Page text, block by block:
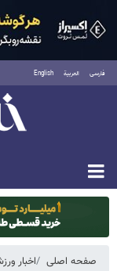
فارسی العربية English
صفحه اصلی اخبار